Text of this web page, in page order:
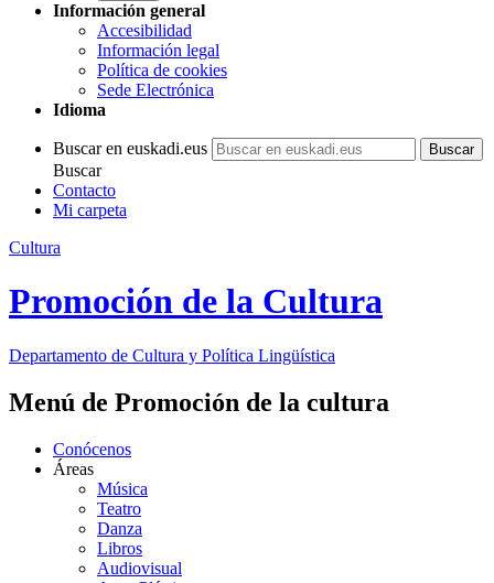
Información general
Accesibilidad
Información legal
Política de cookies
Sede Electrónica
Idioma
Buscar en euskadi.eus
Buscar
Contacto
Mi carpeta
Cultura
Promoción de la Cultura
Departamento de Cultura y Política Lingüística
Menú de Promoción de la cultura
Conócenos
Áreas
Música
Teatro
Danza
Libros
Audiovisual